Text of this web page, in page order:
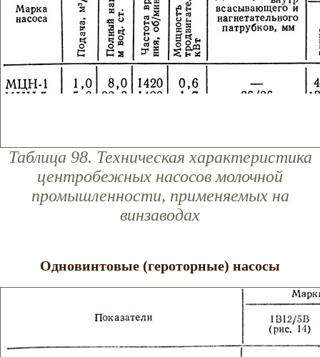
Таблица 98. Техническая характеристика
центробежных насосов молочной
промышленности, применяемых на
винзаводах
Одновинтовые (героторные) насосы